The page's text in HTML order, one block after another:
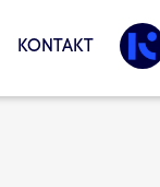
KONTAKT